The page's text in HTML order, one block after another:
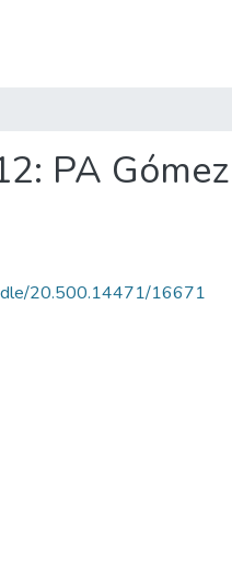
PA
20.500.14471/16671